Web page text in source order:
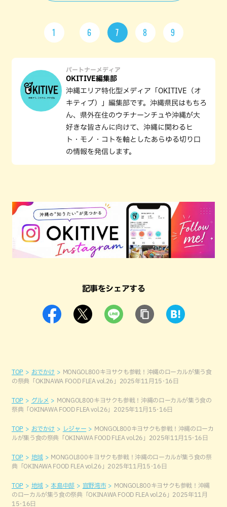
1 6 7 8 9
パートナーメディア
OKITIVE編集部
沖縄エリア特化型メディア「OKITIVE（オ
キティブ）」編集部です。沖縄県民はもちろ
ん、県外在住のウチナーンチュや沖縄が大
好きな皆さんに向けて、沖縄に関わるヒ
ト・モノ・コトを軸としたあらゆる切り口
の情報を発信します。
記事をシェアする
TOP おでかけ
MONGOL800キヨサクも参戦！沖縄のローカルが集う食
の祭典「OKINAWA FOOD FLEA vol.26」2025年11月15･16日
TOP グルメ
MONGOL800キヨサクも参戦！沖縄のローカルが集う食の
祭典「OKINAWA FOOD FLEA vol.26」2025年11月15･16日
TOP おでかけ レジャー
MONGOL800キヨサクも参戦！沖縄のローカ
ルが集う食の祭典「OKINAWA FOOD FLEA vol.26」2025年11月15･16日
TOP 地域
MONGOL800キヨサクも参戦！沖縄のローカルが集う食の祭
典「OKINAWA FOOD FLEA vol.26」2025年11月15･16日
TOP 地域 本島中部 宜野湾市
MONGOL800キヨサクも参戦！沖縄
のローカルが集う食の祭典「OKINAWA FOOD FLEA vol.26」2025年11月
15･16日